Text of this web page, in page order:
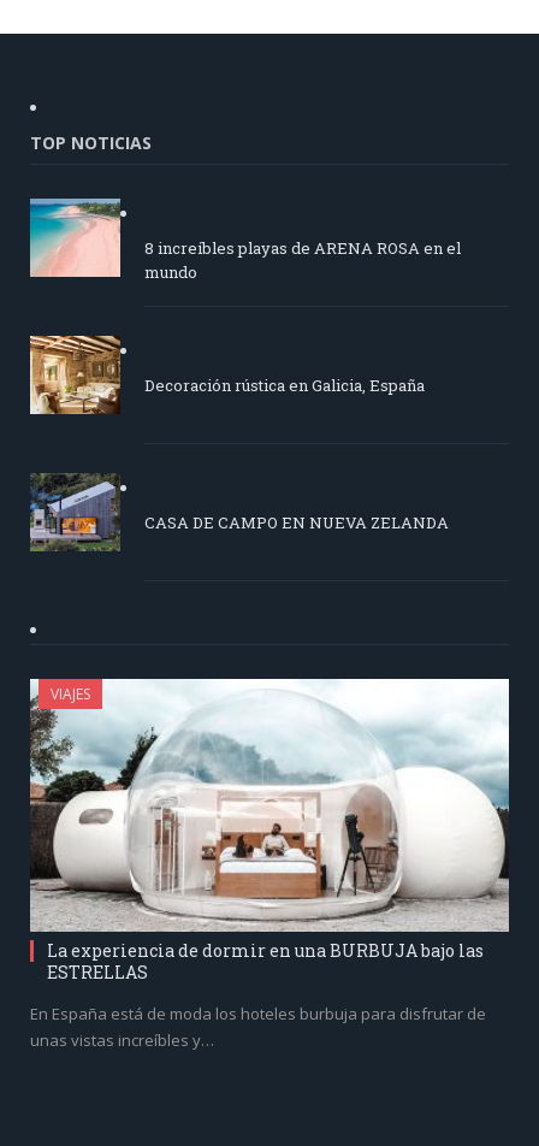
TOP NOTICIAS
8 increíbles playas de ARENA ROSA en el
mundo
Decoración rústica en Galicia, España
CASA DE CAMPO EN NUEVA ZELANDA
VIAJES
La experiencia de dormir en una BURBUJA bajo las
ESTRELLAS
En España está de moda los hoteles burbuja para disfrutar de
unas vistas increíbles y…